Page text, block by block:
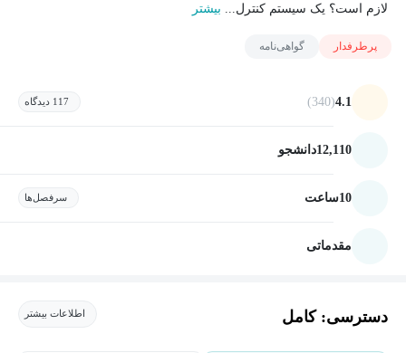
لازم است؟ یک سیستم کنترل... بیشتر
پرطرفدار گواهی‌نامه
4.1
(340) 117 دیدگاه
12,110دانشجو
10ساعت سرفصل‌ها
مقدماتی
دسترسی: کامل اطلاعات بیشتر